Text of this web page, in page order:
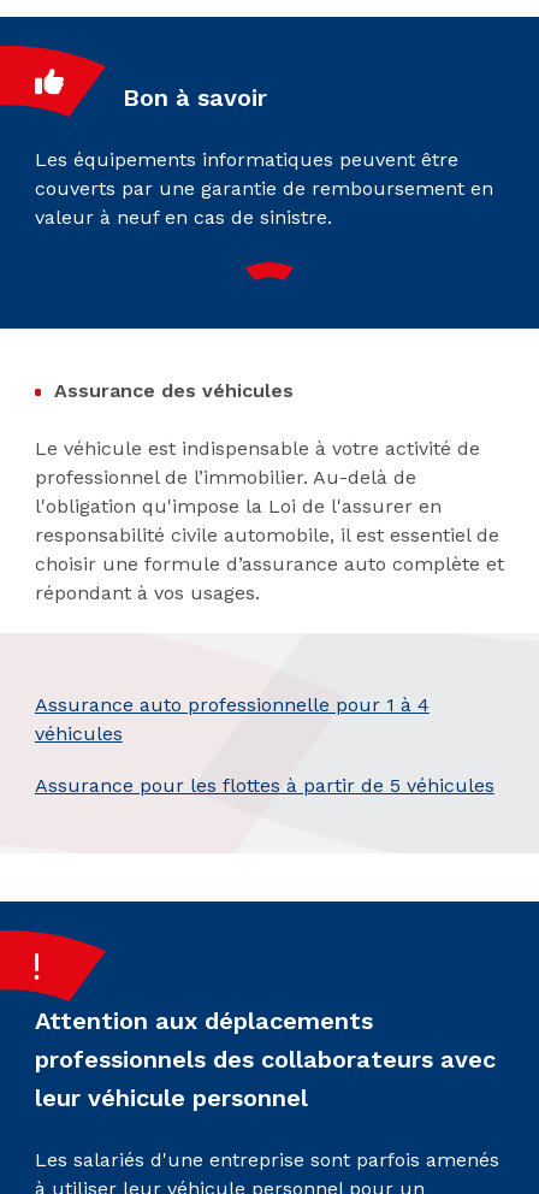
Bon à savoir
Les équipements informatiques peuvent être
couverts par une garantie de remboursement en
valeur à neuf en cas de sinistre.
Assurance des véhicules
Le véhicule est indispensable à votre activité de
professionnel de l’immobilier. Au-delà de
l'obligation qu'impose la Loi de l'assurer en
responsabilité civile automobile, il est essentiel de
choisir une formule d’assurance auto complète et
répondant à vos usages.
Assurance auto professionnelle pour 1 à 4
véhicules
Assurance pour les flottes à partir de 5 véhicules
Attention aux déplacements
professionnels des collaborateurs avec
leur véhicule personnel
Les salariés d'une entreprise sont parfois amenés
à utiliser leur véhicule personnel pour un